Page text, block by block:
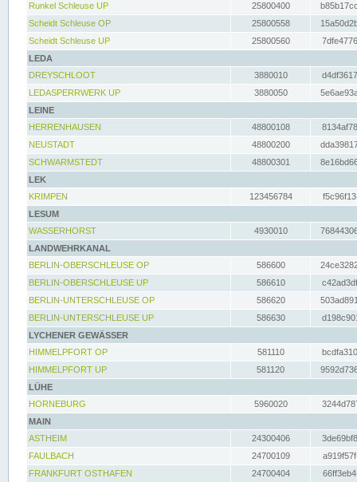
Runkel Schleuse UP
25800400
Scheidt Schleuse OP
25800558
Scheidt Schleuse UP
25800560
LEDA
DREYSCHLOOT
3880010
LEDASPERRWERK UP
3880050
LEINE
HERRENHAUSEN
48800108
NEUSTADT
48800200
SCHWARMSTEDT
48800301
LEK
KRIMPEN
123456784
LESUM
WASSERHORST
4930010
LANDWEHRKANAL
BERLIN-OBERSCHLEUSE OP
586600
BERLIN-OBERSCHLEUSE UP
586610
BERLIN-UNTERSCHLEUSE OP
586620
BERLIN-UNTERSCHLEUSE UP
586630
LYCHENER GEWÄSSER
HIMMELPFORT OP
581110
HIMMELPFORT UP
581120
LÜHE
HORNEBURG
5960020
MAIN
ASTHEIM
24300406
FAULBACH
24700109
FRANKFURT OSTHAFEN
24700404